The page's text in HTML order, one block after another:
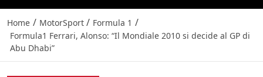
Home / MotorSport / Formula 1 /
Formula1 Ferrari, Alonso: “Il Mondiale 2010 si decide al GP di
Abu Dhabi”